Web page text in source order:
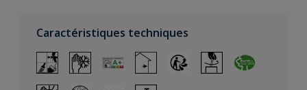
Caractéristiques techniques